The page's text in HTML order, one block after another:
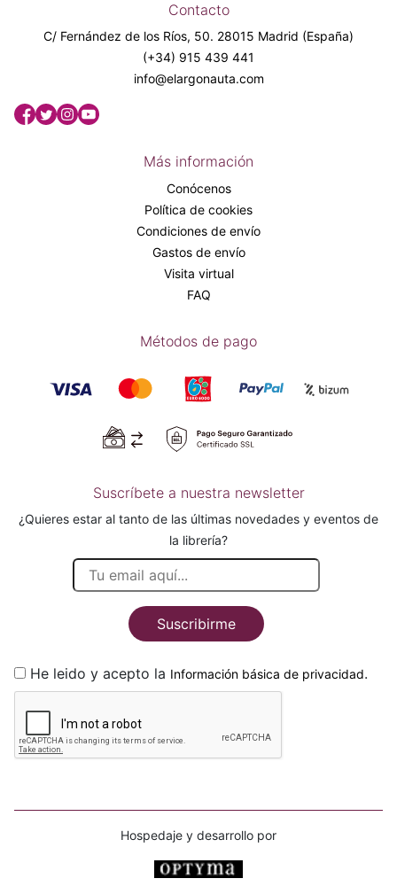
Contacto
C/ Fernández de los Ríos, 50. 28015 Madrid (España)
(+34) 915 439 441
info@elargonauta.com
Más información
Conócenos
Política de cookies
Condiciones de envío
Gastos de envío
Visita virtual
FAQ
Métodos de pago
Suscríbete a nuestra newsletter
¿Quieres estar al tanto de las últimas novedades y eventos de
la librería?
Suscribirme
He leido y acepto la Información básica de privacidad.
Hospedaje y desarrollo por